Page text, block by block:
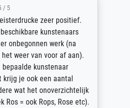
/ 5
zeer positief.
kunstenaars
onbegonnen werk (na
weer van voor af aan).
kunstenaar
krijg je ook een aantal
wat het onoverzichtelijk
Ros = ook Rops, Rose etc).